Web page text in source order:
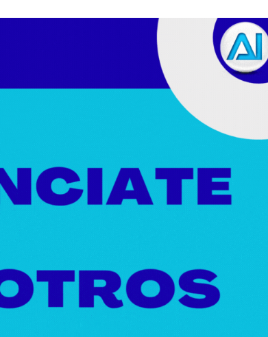
San Mateo. #alcaladeguadaira #premios #colegio
#ferias